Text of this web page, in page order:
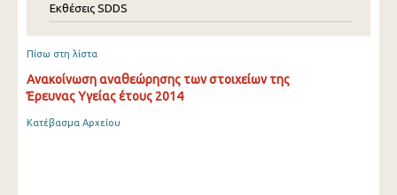
Εκθέσεις SDDS
Πίσω στη λίστα
Ανακοίνωση αναθεώρησης των στοιχείων της
Έρευνας Υγείας έτους 2014
Κατέβασμα Αρχείου